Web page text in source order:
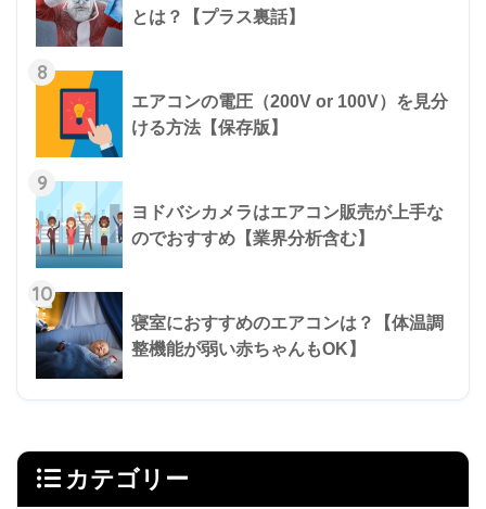
とは？【プラス裏話】
8
エアコンの電圧（200V or 100V）を見分
ける方法【保存版】
9
ヨドバシカメラはエアコン販売が上手な
のでおすすめ【業界分析含む】
10
寝室におすすめのエアコンは？【体温調
整機能が弱い赤ちゃんもOK】
カテゴリー